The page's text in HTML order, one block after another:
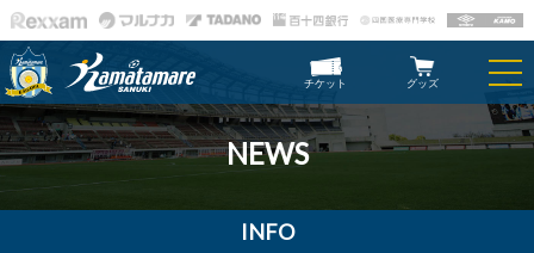
チケット グッズ
NEWS
INFO